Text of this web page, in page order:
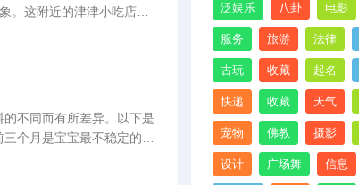
。这附近的津津小吃店又
园的八珍豆腐干28。老天
不同而有所差异。以下是
个月是宝宝最不稳定的时
修的房子婴儿入住的话最
泛娱乐 八卦 电影
服务 旅游 法律
古玩 收藏 起名
快递 收藏 天气
宠物 佛教 摄影
设计 广场舞 信息